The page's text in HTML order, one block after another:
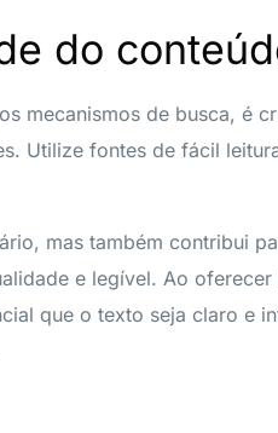
do
mecanismos de busca, é
Utilize fontes de fácil
mas também contribui
e legível. Ao
que o texto seja claro e